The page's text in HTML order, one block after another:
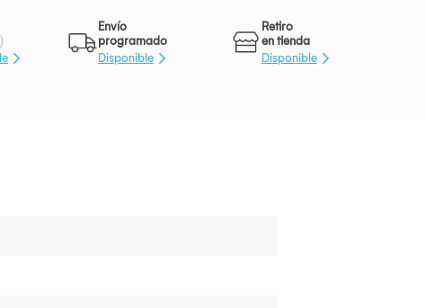
Envío
programado
Disponible
Retiro
en tienda
Disponible